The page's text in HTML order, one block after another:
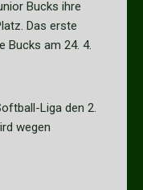
Bucks ihre
Das erste
Bucks am 24. 4.
Liga den 2.
wegen